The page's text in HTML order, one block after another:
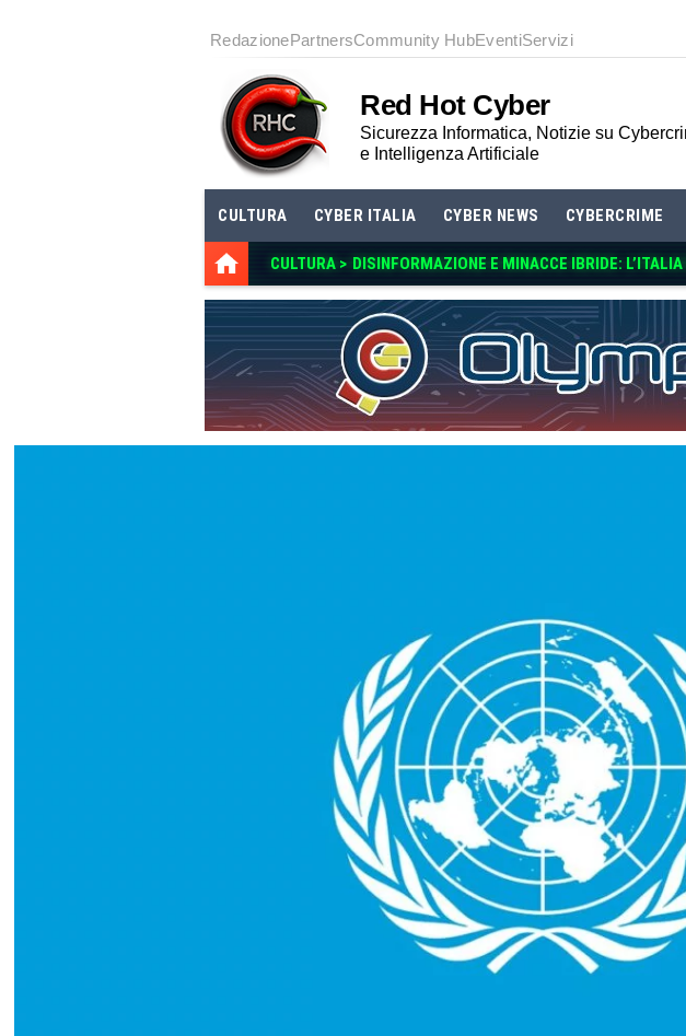
RedazionePartnersCommunity HubEventiServizi
Red Hot Cyber
Sicurezza Informatica, Notizie su
e Intelligenza Artificiale
CULTURA CYBER ITALIA CYBER NEWS CYBERCRIME
CULTURA > DISINFORMAZIONE E MINACCE IBRIDE: